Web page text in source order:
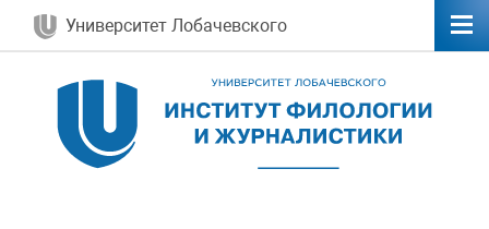
Университет Лобачевского